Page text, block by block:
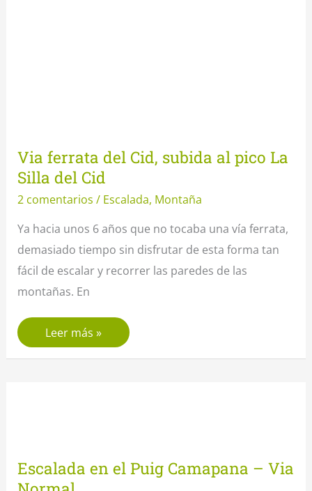
Via ferrata del Cid, subida al pico La
Silla del Cid
2 comentarios / Escalada, Montaña
Ya hacia unos 6 años que no tocaba una vía ferrata,
demasiado tiempo sin disfrutar de esta forma tan
fácil de escalar y recorrer las paredes de las
montañas. En
Via
ferrata
La
Leer más »
Escalada en el Puig Camapana – Via